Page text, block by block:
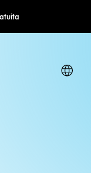
Tarifas por hora / día